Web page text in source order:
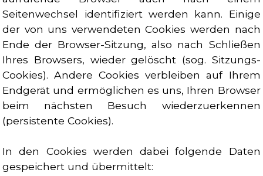
Seitenwechsel identifiziert werden kann. Einige
der von uns verwendeten Cookies werden nach
Ende der Browser-Sitzung, also nach Schließen
Ihres Browsers, wieder gelöscht (sog. Sitzungs-
Cookies). Andere Cookies verbleiben auf Ihrem
Endgerät und ermöglichen es uns, Ihren Browser
beim nächsten Besuch wiederzuerkennen
(persistente Cookies).
In den Cookies werden dabei folgende Daten
gespeichert und übermittelt: